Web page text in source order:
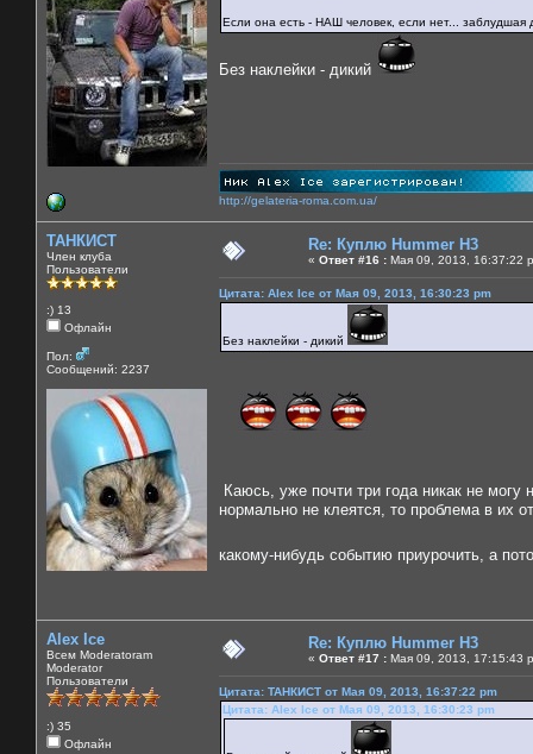
Если она есть - НАШ человек, если нет... заблудшая
Без наклейки - дикий
http://gelateria-roma.com.ua/
ТАНКИСТ
Член клуба
Пользователи
:) 13
Офлайн
Пол:
Сообщений: 2237
Re: Куплю Hummer H3
« Ответ #16 : Мая 09, 2013, 16:37:22
Цитата: Alex Ice от Мая 09, 2013, 16:30:23 pm
Без наклейки - дикий
Каюсь, уже почти три года никак не могу
нормально не клеятся, то проблема в их
какому-нибудь событию приурочить, а
Alex Ice
Всем Moderatoram
Moderator
Пользователи
:) 35
Офлайн
Re: Куплю Hummer H3
« Ответ #17 : Мая 09, 2013, 17:15:43
Цитата: ТАНКИСТ от Мая 09, 2013, 16:37:22 pm
Цитата: Alex Ice от Мая 09, 2013, 16:30:23 pm